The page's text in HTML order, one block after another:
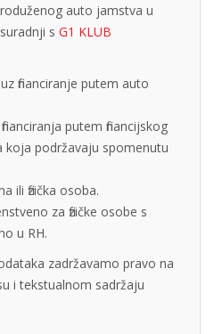
auto jamstva u
s G1 KLUB
financiranje putem auto
putem financijskog
koja podržavaju spomenutu
ili fizička osoba.
za fizičke osobe s
u RH.
zadržavamo pravo na
i tekstualnom sadržaju